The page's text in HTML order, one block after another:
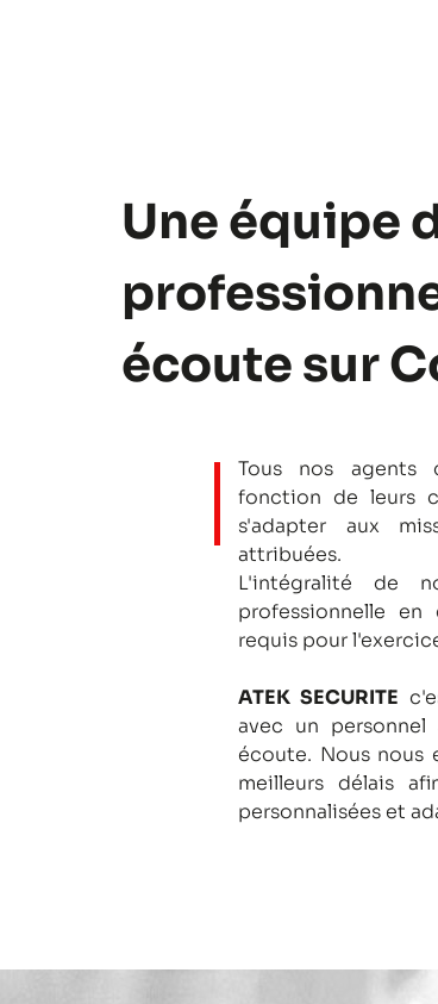
Une équipe
écoute sur
Tous nos agents
fonction de leurs
s'adapter aux
attribuées.
L'intégralité de
professionnelle
requis pour
ATEK SECURITE
avec un
écoute. Nous nous
meilleurs délais
personnalisées et